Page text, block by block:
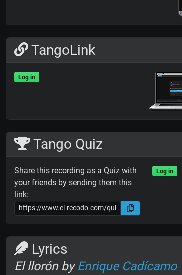
TangoLink
Log in
Tango Quiz
Share this recording as a Quiz with
your friends by sending them this
link:
Log in
Lyrics
El llorón byEnrique Cadícamo